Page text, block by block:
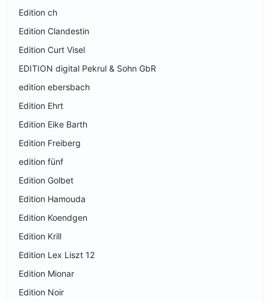
Edition ch
Edition Clandestin
Edition Curt Visel
EDITION digital Pekrul & Sohn GbR
edition ebersbach
Edition Ehrt
Edition Eike Barth
Edition Freiberg
edition fünf
Edition Golbet
Edition Hamouda
Edition Koendgen
Edition Krill
Edition Lex Liszt 12
Edition Mionar
Edition Noir